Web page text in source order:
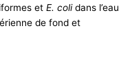
et E. colidans l’eau
de fond et